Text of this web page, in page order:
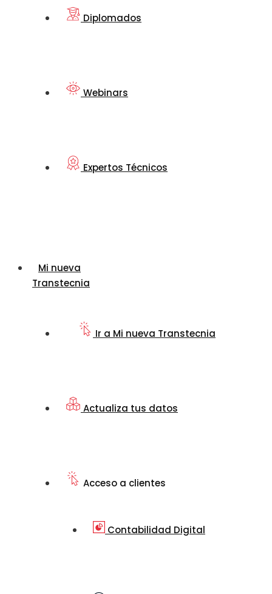
Diplomados
Webinars
Expertos Técnicos
Mi nueva
Transtecnia
Ir a Mi nueva Transtecnia
Actualiza tus datos
Acceso a clientes
Contabilidad Digital